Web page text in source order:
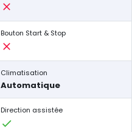
Bouton Start & Stop
Climatisation
Automatique
Direction assistée